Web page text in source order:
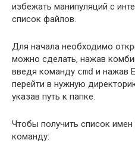
избежать манипуляций с
список файлов.
Для начала необходимо
можно сделать, нажав
введя команду cmd и нажав
перейти в нужную
указав путь к папке.
Чтобы получить список имен
команду: